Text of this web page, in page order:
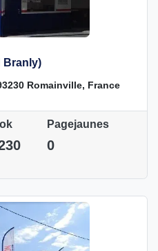
Branly)
Romainville, France
Pagejaunes
0